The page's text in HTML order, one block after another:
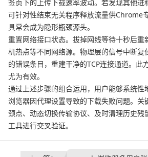
签页下的上传下载速率波动。若发现其他进
可针对性结束无关程序释放流量供Chrome
具常会成为隐形瓶颈源头。
重置网络接口状态。拔掉网线等待十秒后重
机热点等不同网络源。物理层的信号中断复
的错误条目，重建干净的TCP连接通道。此
尤为有效。
通过上述步骤的组合运用，用户能够系统
浏览器因代理设置导致的下载失败问题。关
颈点、动态切换传输协议、及时清理历史残
工具进行交叉验证。